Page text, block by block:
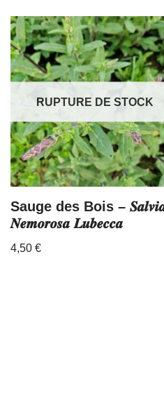
RUPTURE DE STOCK
Sauge des Bois –
𝑵𝒆𝒎𝒐𝒓𝒐𝒔𝒂 𝑳𝒖𝒃𝒆𝒄𝒄𝒂
4,50€